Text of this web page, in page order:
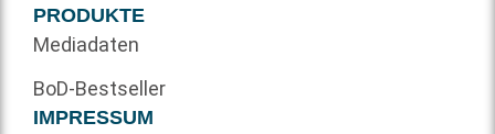
PRODUKTE
Mediadaten
BoD-Bestseller
IMPRESSUM